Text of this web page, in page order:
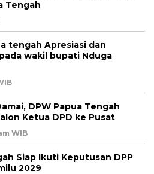
Tengah
tengah Apresiasi dan
wakil bupati Nduga
DPW Papua Tengah
Ketua DPD ke Pusat
WIB
Siap Ikuti Keputusan DPP
2029